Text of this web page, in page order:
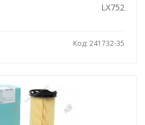
LX752
Код: 241732-35